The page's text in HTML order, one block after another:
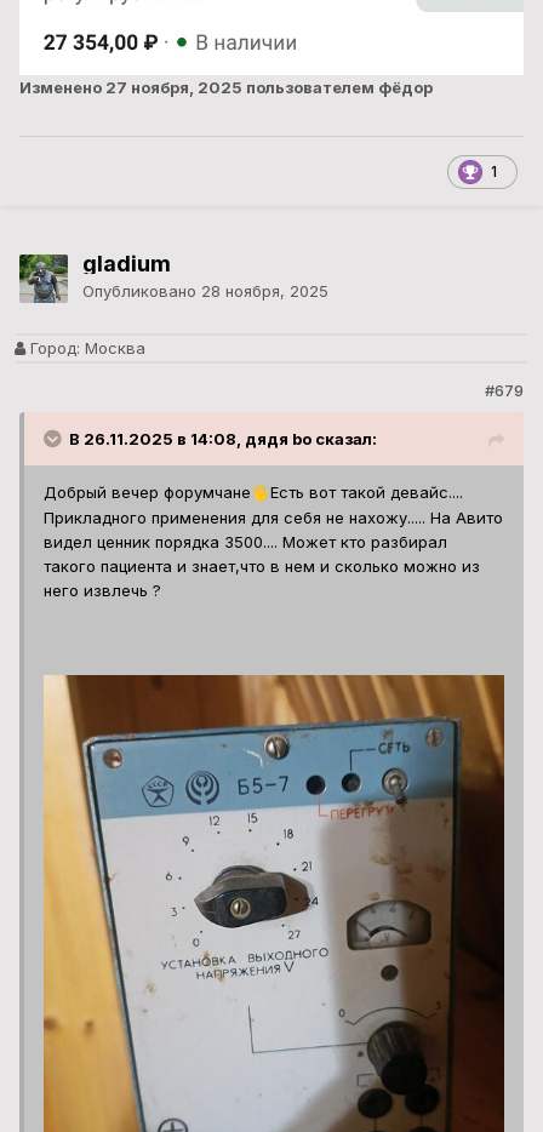
Изменено 27 ноября, 2025 пользователем фёдор
1
gladium
Опубликовано 28 ноября, 2025
Город: Москва
#679
В 26.11.2025 в 14:08, дядя bo сказал:
Добрый вечер форумчане 🖐️Есть вот такой девайс....
Прикладного применения для себя не нахожу..... На Авито
видел ценник порядка 3500.... Может кто разбирал
такого пациента и знает,что в нем и сколько можно из
него извлечь ?